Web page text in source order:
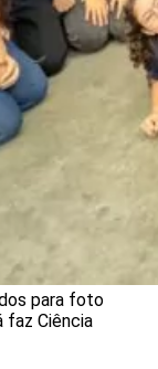
para foto
faz Ciência